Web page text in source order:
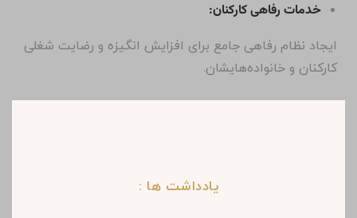
خدمات رفاهی کارکنان:
ایجاد نظام رفاهی جامع برای افزایش انگیزه و رضایت شغلی
کارکنان و خانواده‌هایشان.
یادداشت ها :